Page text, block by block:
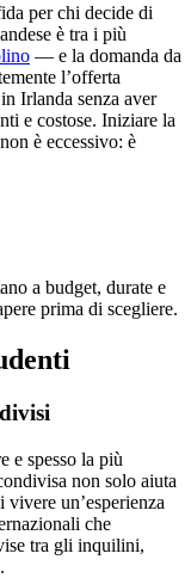
per chi decide di
è tra i più
— e la domanda da
l’offerta
Irlanda senza aver
e costose. Iniziare la
è eccessivo: è
a budget, durate e
prima di scegliere.
e spesso la più
non solo aiuta
un’esperienza
che
tra gli inquilini,